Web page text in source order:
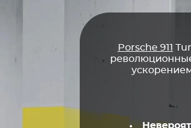
Porsche 911